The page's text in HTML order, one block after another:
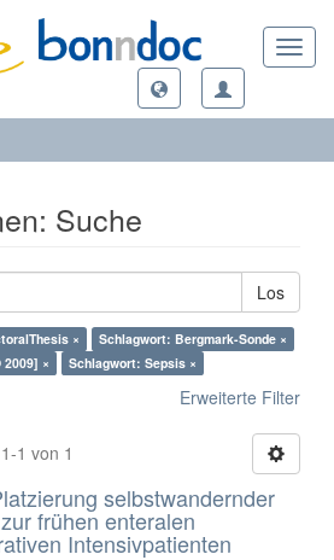
Suche
Los
×
Schlagwort: Bergmark-Sonde ×
2009] ×
Schlagwort: Sepsis ×
Erweiterte Filter
1 von 1
selbstwandernder
frühen enteralen
Intensivpatienten